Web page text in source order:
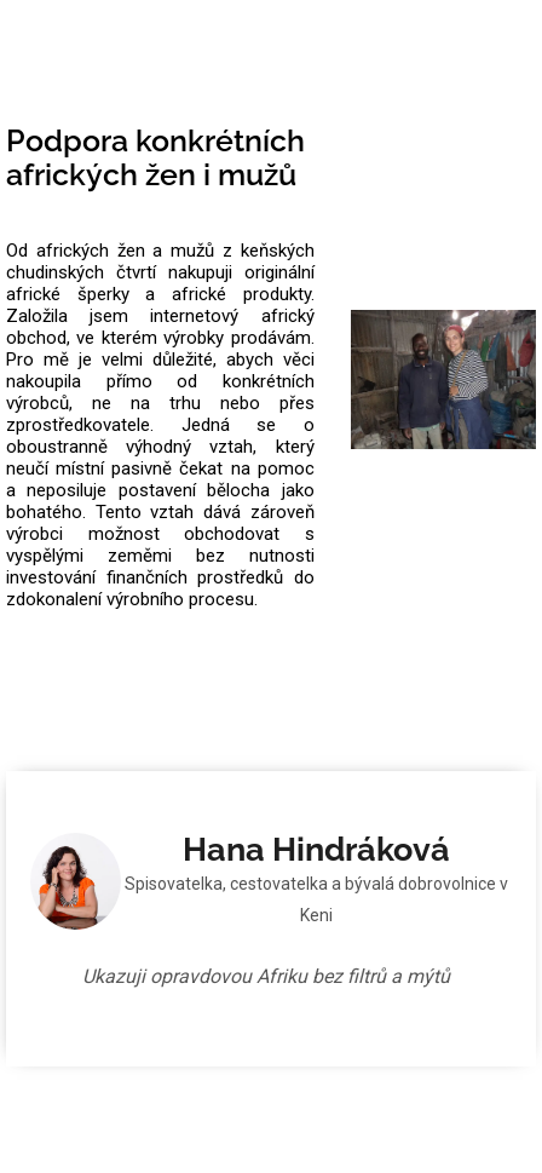
Podpora konkrétních
afrických žen i mužů
Od afrických žen a mužů z keňských
chudinských čtvrtí nakupuji originální
africké šperky a africké produkty.
Založila jsem internetový africký
obchod, ve kterém výrobky prodávám.
Pro mě je velmi důležité, abych věci
nakoupila přímo od konkrétních
výrobců, ne na trhu nebo přes
zprostředkovatele. Jedná se o
oboustranně výhodný vztah, který
neučí místní pasivně čekat na pomoc
a neposiluje postavení bělocha jako
bohatého. Tento vztah dává zároveň
výrobci možnost obchodovat s
vyspělými zeměmi bez nutnosti
investování finančních prostředků do
zdokonalení výrobního procesu.
Hana Hindráková
Spisovatelka, cestovatelka a bývalá dobrovolnice v
Keni
Ukazuji opravdovou Afriku bez filtrů a mýtů